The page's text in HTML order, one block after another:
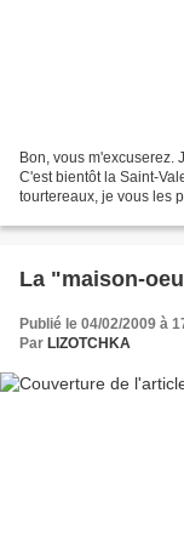
Bon, vous m'excuserez.
C'est bientôt la Saint-
tourtereaux, je vous les
La "maison-
Publié le 04/02/2009 à
Par LIZOTCHKA